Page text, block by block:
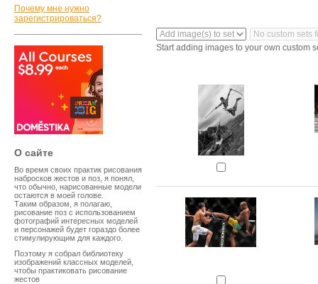
Почему мне нужно
зарегистрироваться?
O сайте
Во время своих практик рисования
набросков жестов и поз, я понял,
что обычно, нарисованные модели
остаются в моей голове.
Таким образом, я полагаю,
рисование поз с использованием
фотографий интересных моделей
и персонажей будет гораздо более
стимулирующим для каждого.
Поэтому я собрал библиотеку
изображений классных моделей,
чтобы практиковать рисование
жестов
Start adding images to your own custom